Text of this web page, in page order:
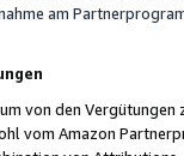
am
von den
vom Amazon